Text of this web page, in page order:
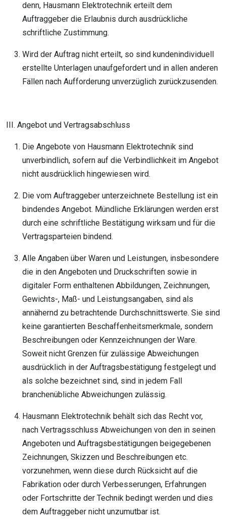
denn, Hausmann Elektrotechnik erteilt dem
Auftraggeber die Erlaubnis durch ausdrückliche
schriftliche Zustimmung.
Wird der Auftrag nicht erteilt, so sind kundenindividuell
erstellte Unterlagen unaufgefordert und in allen anderen
Fällen nach Aufforderung unverzüglich zurückzusenden.
III. Angebot und Vertragsabschluss
Die Angebote von Hausmann Elektrotechnik sind
unverbindlich, sofern auf die Verbindlichkeit im Angebot
nicht ausdrücklich hingewiesen wird.
Die vom Auftraggeber unterzeichnete Bestellung ist ein
bindendes Angebot. Mündliche Erklärungen werden erst
durch eine schriftliche Bestätigung wirksam und für die
Vertragsparteien bindend.
Alle Angaben über Waren und Leistungen, insbesondere
die in den Angeboten und Druckschriften sowie in
digitaler Form enthaltenen Abbildungen, Zeichnungen,
Gewichts-, Maß- und Leistungsangaben, sind als
annähernd zu betrachtende Durchschnittswerte. Sie sind
keine garantierten Beschaffenheitsmerkmale, sondern
Beschreibungen oder Kennzeichnungen der Ware.
Soweit nicht Grenzen für zulässige Abweichungen
ausdrücklich in der Auftragsbestätigung festgelegt und
als solche bezeichnet sind, sind in jedem Fall
branchenübliche Abweichungen zulässig.
Hausmann Elektrotechnik behält sich das Recht vor,
nach Vertragsschluss Abweichungen von den in seinen
Angeboten und Auftragsbestätigungen beigegebenen
Zeichnungen, Skizzen und Beschreibungen etc.
vorzunehmen, wenn diese durch Rücksicht auf die
Fabrikation oder durch Verbesserungen, Erfahrungen
oder Fortschritte der Technik bedingt werden und dies
dem Auftraggeber nicht unzumutbar ist.